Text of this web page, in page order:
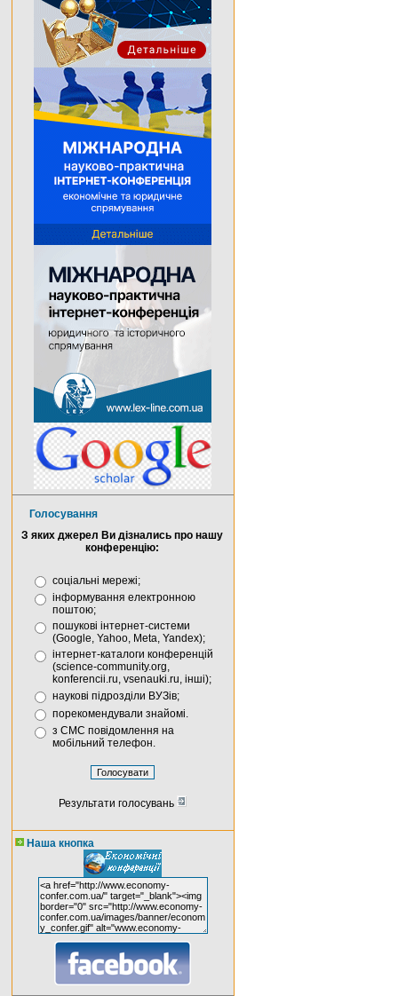
Голосування
З яких джерел Ви дізнались про нашу
конференцію:
соціальні мережі;
інформування електронною
поштою;
пошукові інтернет-системи
(Google, Yahoo, Meta, Yandex);
інтернет-каталоги конференцій
(science-community.org,
konferencii.ru, vsenauki.ru, інші);
наукові підрозділи ВУЗів;
порекомендували знайомі.
з СМС повідомлення на
мобільний телефон.
Результати голосувань
Наша кнопка